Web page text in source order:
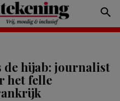
de hijab: journalist
het felle